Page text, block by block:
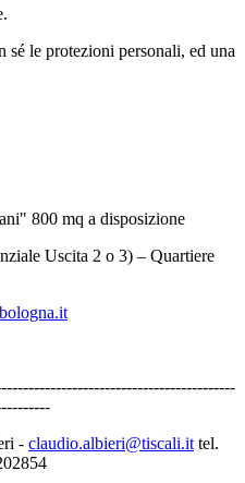
sé le protezioni personali, ed una
800 mq a disposizione
Uscita 2 o 3) – Quartiere
- claudio.albieri@tiscali.it tel.